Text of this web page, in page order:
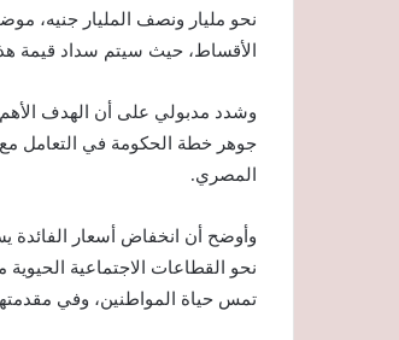
نحو مليار ونصف المليار جنيه،
الأقساط، حيث سيتم سداد قيمة
وشدد مدبولي على أن الهدف الأهم
جوهر خطة الحكومة في التعامل مع
المصري.
وأوضح أن انخفاض أسعار الفائدة
نحو القطاعات الاجتماعية
تمس حياة المواطنين، وفي